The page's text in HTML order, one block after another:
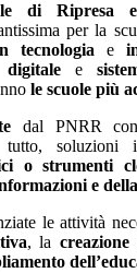
di Ripresa e
per la
tecnologia e
e
le scuole più
dal PNRR
soluzioni
o strumenti
e
le attività
, la creazione